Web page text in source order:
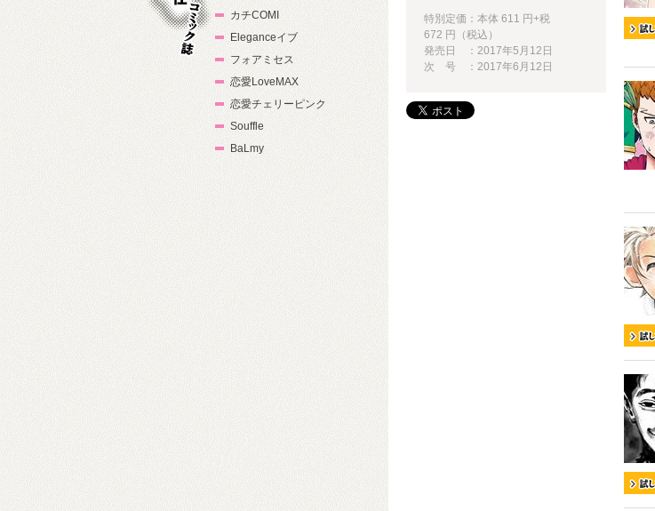
特別定価：本体 611 円+税
672 円（税込）
発売日 ：2017年5月12日
次 号 ：2017年6月12日
カチCOMI
Eleganceイブ
フォアミセス
恋愛LoveMAX
恋愛チェリーピンク
Souffle
BaLmy